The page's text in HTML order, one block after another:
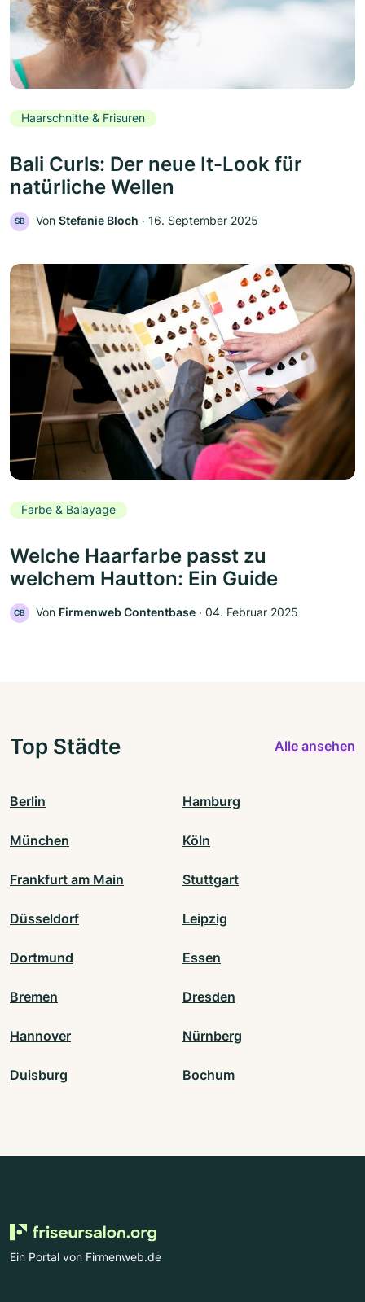
Haarschnitte & Frisuren
Bali Curls: Der neue It-Look für
natürliche Wellen
SB Von Stefanie Bloch ‧ 16. September 2025
Farbe & Balayage
Welche Haarfarbe passt zu
welchem Hautton: Ein Guide
CB Von Firmenweb Contentbase ‧ 04. Februar 2025
Top Städte Alle ansehen
Berlin Hamburg
München Köln
Frankfurt am Main Stuttgart
Düsseldorf Leipzig
Dortmund Essen
Bremen Dresden
Hannover Nürnberg
Duisburg Bochum
Ein Portal von Firmenweb.de